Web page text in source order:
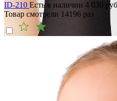
ID-210 Есть в наличии 4 030 руб
Товар смотрели 14196 раз